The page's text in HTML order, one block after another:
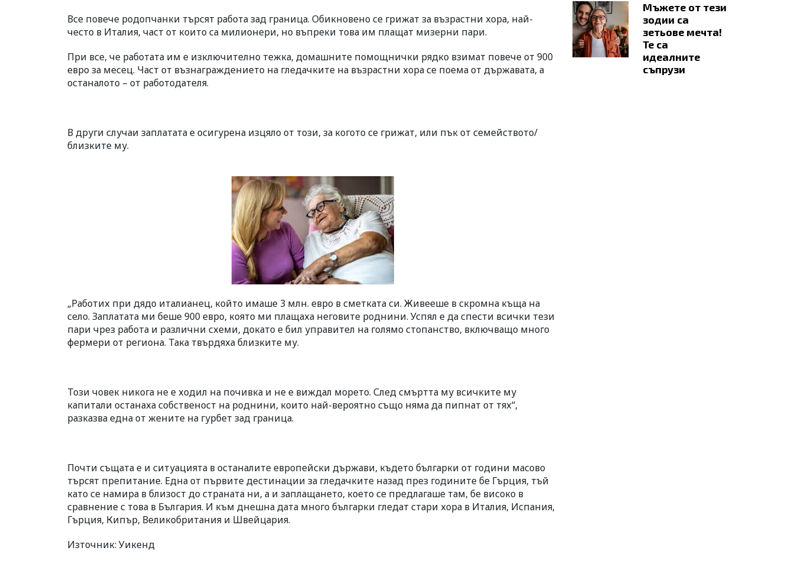
Все повече родопчанки търсят работа зад граница. Обикновено се грижат за възрастни хора, най-
често в Италия, част от които са милионери, но въпреки това им плащат мизерни пари.
При все, че работата им е изключително тежка, домашните помощнички рядко взимат повече от 900
евро за месец. Част от възнаграждението на гледачките на възрастни хора се поема от държавата, а
останалото – от работодателя.
В други случаи заплатата е осигурена изцяло от този, за когото се грижат, или пък от семейството/
близките му.
„Работих при дядо италианец, който имаше 3 млн. евро в сметката си. Живееше в скромна къща на
село. Заплатата ми беше 900 евро, която ми плащаха неговите роднини. Успял е да спести всички тези
пари чрез работа и различни схеми, докато е бил управител на голямо стопанство, включващо много
фермери от региона. Така твърдяха близките му.
Този човек никога не е ходил на почивка и не е виждал морето. След смъртта му всичките му
капитали останаха собственост на роднини, които най-вероятно също няма да пипнат от тях“,
разказва една от жените на гурбет зад граница.
Почти същата е и ситуацията в останалите европейски държави, където българки от години масово
търсят препитание. Една от първите дестинации за гледачките назад през годините бе Гърция, тъй
като се намира в близост до страната ни, а и заплащането, което се предлагаше там, бе високо в
сравнение с това в България. И към днешна дата много българки гледат стари хора в Италия, Испания,
Гърция, Кипър, Великобритания и Швейцария.
Източник: Уикенд
Мъжете от тези
зодии са
зетьове мечта!
Те са
идеалните
съпрузи